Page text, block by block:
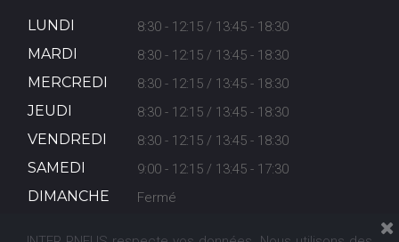
LUNDI 8:30 - 12:15 / 13:45 - 18:30
MARDI 8:30 - 12:15 / 13:45 - 18:30
MERCREDI 8:30 - 12:15 / 13:45 - 18:30
JEUDI 8:30 - 12:15 / 13:45 - 18:30
VENDREDI 8:30 - 12:15 / 13:45 - 18:30
SAMEDI 9:00 - 12:15 / 13:45 - 17:30
DIMANCHE Fermé